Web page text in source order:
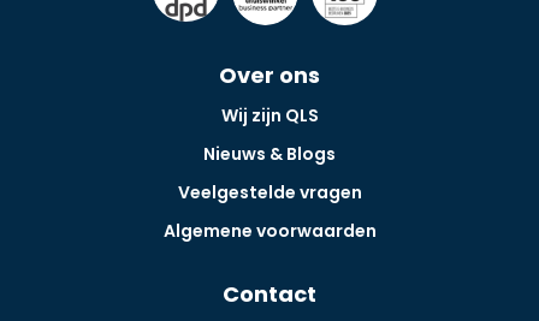
Over ons
Wij zijn QLS
Nieuws & Blogs
Veelgestelde vragen
Algemene voorwaarden
Contact